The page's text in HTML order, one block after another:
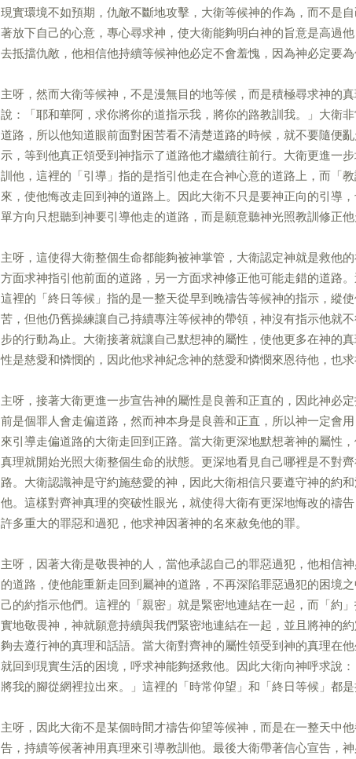
現實環境不如預期，仇敵不斷地攻擊，大衛等候神的作為，而不是
著放下自己的心意，專心尋求神，使大衛能夠明白神的旨意是高過
去抵擋仇敵，他相信他持續等候神他必定不會羞愧，因為神必定要
主呀，然而大衛等候神，不是漫無目的地等候，而是積極尋求神的
說：「耶和華阿，求你將你的道指示我，將你的路教訓我。」大衛
道路，所以他知道眼前面對困苦看不清楚道路的時候，就不要隨便
示，等到他真正領受到神指示了道路他才繼續往前行。大衛更進一
訓他，這裡的「引導」指的是指引他走在合神心意的道路上，而「
來，使他悔改走回到神的道路上。因此大衛不只是要神正向的引導
單方向只想聽到神要引導他走的道路，而是願意聽神光照教訓修正他
主呀，這使得大衛整個生命都能夠被神掌管，大衛認定神就是救他
方面求神指引他前面的道路，另一方面求神修正他可能走錯的道路
這裡的「終日等候」指的是一整天從早到晚禱告等候神的指示，縱
苦，但他仍舊操練讓自己持續專注等候神的帶領，神沒有指示他就
步的行動為止。大衛接著就讓自己默想神的屬性，使他更多在神的
性是慈愛和憐憫的，因此他求神紀念神的慈愛和憐憫來恩待他，也求
主呀，接著大衛更進一步宣告神的屬性是良善和正直的，因此神必
前是個罪人會走偏道路，然而神本身是良善和正直，所以神一定會
來引導走偏道路的大衛走回到正路。當大衛更深地默想著神的屬性
真理就開始光照大衛整個生命的狀態。更深地看見自己哪裡是不對
路。大衛認識神是守約施慈愛的神，因此大衛相信只要遵守神的約
他。這樣對齊神真理的突破性眼光，就使得大衛有更深地悔改的禱
許多重大的罪惡和過犯，他求神因著神的名來赦免他的罪。
主呀，因著大衛是敬畏神的人，當他承認自己的罪惡過犯，他相信
的道路，使他能重新走回到屬神的道路，不再深陷罪惡過犯的困境
己的約指示他們。這裡的「親密」就是緊密地連結在一起，而「約
實地敬畏神，神就願意持續與我們緊密地連結在一起，並且將神的
夠去遵行神的真理和話語。當大衛對齊神的屬性領受到神的真理在
就回到現實生活的困境，呼求神能夠拯救他。因此大衛向神呼求說
將我的腳從網裡拉出來。」這裡的「時常仰望」和「終日等候」都
主呀，因此大衛不是某個時間才禱告仰望等候神，而是在一整天中
告，持續等候著神用真理來引導教訓他。最後大衛帶著信心宣告，